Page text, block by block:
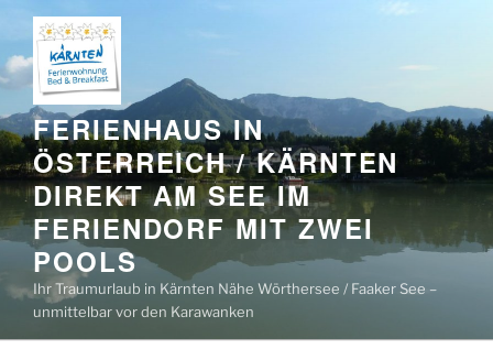
Zum
Inhalt
springen
FERIENHAUS IN
ÖSTERREICH / KÄRNTEN
DIREKT AM SEE IM
FERIENDORF MIT ZWEI
POOLS
Ihr Traumurlaub in Kärnten Nähe Wörthersee / Faaker See –
unmittelbar vor den Karawanken